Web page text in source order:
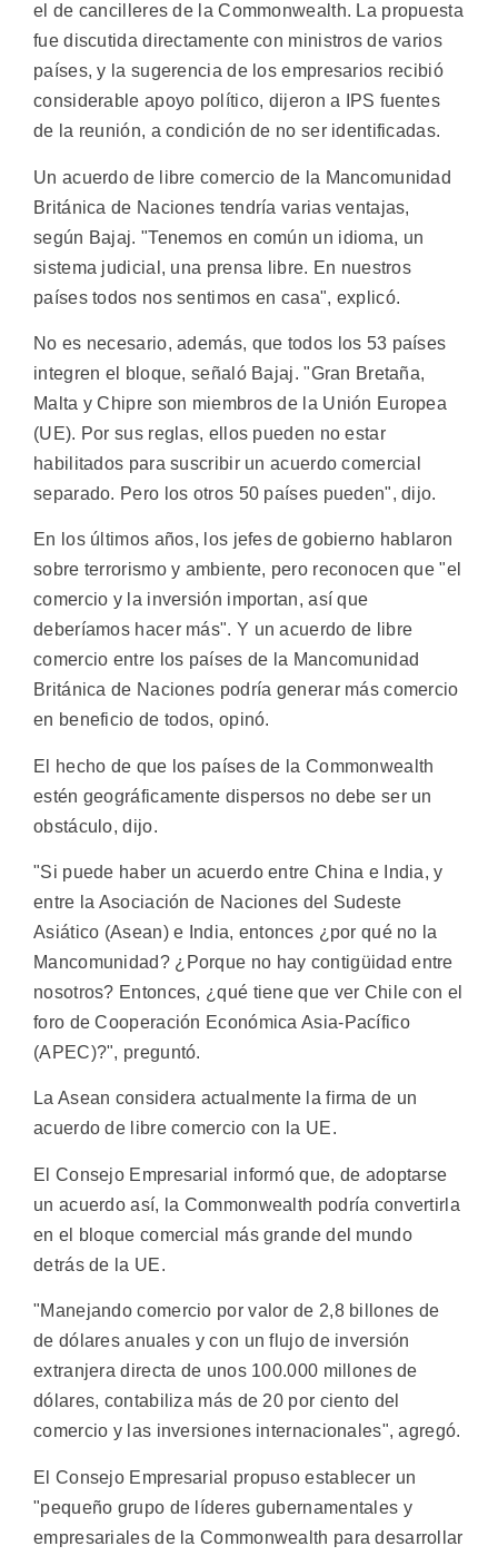
el de cancilleres de la Commonwealth. La propuesta
fue discutida directamente con ministros de varios
países, y la sugerencia de los empresarios recibió
considerable apoyo político, dijeron a IPS fuentes
de la reunión, a condición de no ser identificadas.
Un acuerdo de libre comercio de la Mancomunidad
Británica de Naciones tendría varias ventajas,
según Bajaj. "Tenemos en común un idioma, un
sistema judicial, una prensa libre. En nuestros
países todos nos sentimos en casa", explicó.
No es necesario, además, que todos los 53 países
integren el bloque, señaló Bajaj. "Gran Bretaña,
Malta y Chipre son miembros de la Unión Europea
(UE). Por sus reglas, ellos pueden no estar
habilitados para suscribir un acuerdo comercial
separado. Pero los otros 50 países pueden", dijo.
En los últimos años, los jefes de gobierno hablaron
sobre terrorismo y ambiente, pero reconocen que "el
comercio y la inversión importan, así que
deberíamos hacer más". Y un acuerdo de libre
comercio entre los países de la Mancomunidad
Británica de Naciones podría generar más comercio
en beneficio de todos, opinó.
El hecho de que los países de la Commonwealth
estén geográficamente dispersos no debe ser un
obstáculo, dijo.
"Si puede haber un acuerdo entre China e India, y
entre la Asociación de Naciones del Sudeste
Asiático (Asean) e India, entonces ¿por qué no la
Mancomunidad? ¿Porque no hay contigüidad entre
nosotros? Entonces, ¿qué tiene que ver Chile con el
foro de Cooperación Económica Asia-Pacífico
(APEC)?", preguntó.
La Asean considera actualmente la firma de un
acuerdo de libre comercio con la UE.
El Consejo Empresarial informó que, de adoptarse
un acuerdo así, la Commonwealth podría convertirla
en el bloque comercial más grande del mundo
detrás de la UE.
"Manejando comercio por valor de 2,8 billones de
de dólares anuales y con un flujo de inversión
extranjera directa de unos 100.000 millones de
dólares, contabiliza más de 20 por ciento del
comercio y las inversiones internacionales", agregó.
El Consejo Empresarial propuso establecer un
"pequeño grupo de líderes gubernamentales y
empresariales de la Commonwealth para desarrollar